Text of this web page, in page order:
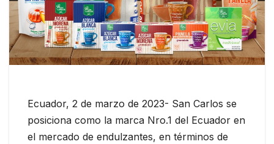
Ecuador, 2 de marzo de 2023- San Carlos se
posiciona como la marca Nro.1 del Ecuador en
el mercado de endulzantes, en términos de